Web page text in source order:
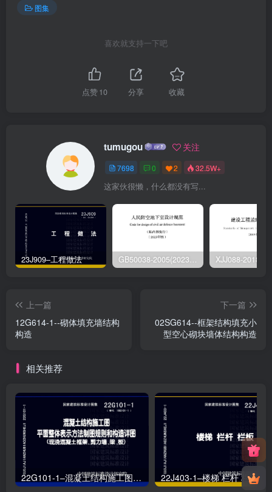
图集
喜欢就支持一下吧
点赞10 分享 收藏
tumugou 关注
7698 0 2 32.5W+
这家伙很懒，什么都没有写...
23J909–工程做法 GB50038-2005(2023版)–人民防空地下室设计规范
上一篇
12G614-1--砌体填充墙结构
构造
下一篇
02SG614--框架结构填充小
型空心砌块墙体结构构造
相关推荐
22G101-1–混凝土结构施工图平面整体表示方法制图规则和构造详图（现浇混凝土框架、剪力墙、梁、板）